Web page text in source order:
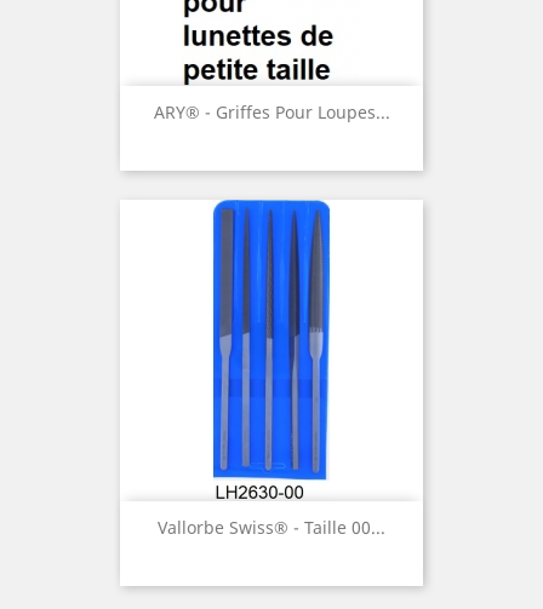
ARY® - Griffes Pour Loupes...
Vallorbe Swiss® - Taille 00...